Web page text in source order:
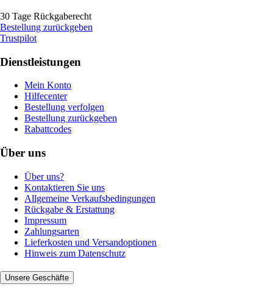
30 Tage Rückgaberecht
Bestellung zurückgeben
Trustpilot
Dienstleistungen
Mein Konto
Hilfecenter
Bestellung verfolgen
Bestellung zurückgeben
Rabattcodes
Über uns
Über uns?
Kontaktieren Sie uns
Allgemeine Verkaufsbedingungen
Rückgabe & Erstattung
Impressum
Zahlungsarten
Lieferkosten und Versandoptionen
Hinweis zum Datenschutz
Unsere Geschäfte